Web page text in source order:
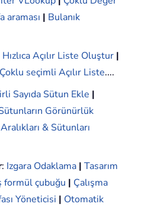
araması | Bulanık
Hızlıca Açılır Liste Oluştur |
Çoklu seçimli Açılır Liste....
Sayıda Sütun Ekle |
Görünürlük
Aralıkları & Sütunları
: Izgara Odaklama | Tasarım
formül çubuğu | Çalışma
Yöneticisi | Otomatik